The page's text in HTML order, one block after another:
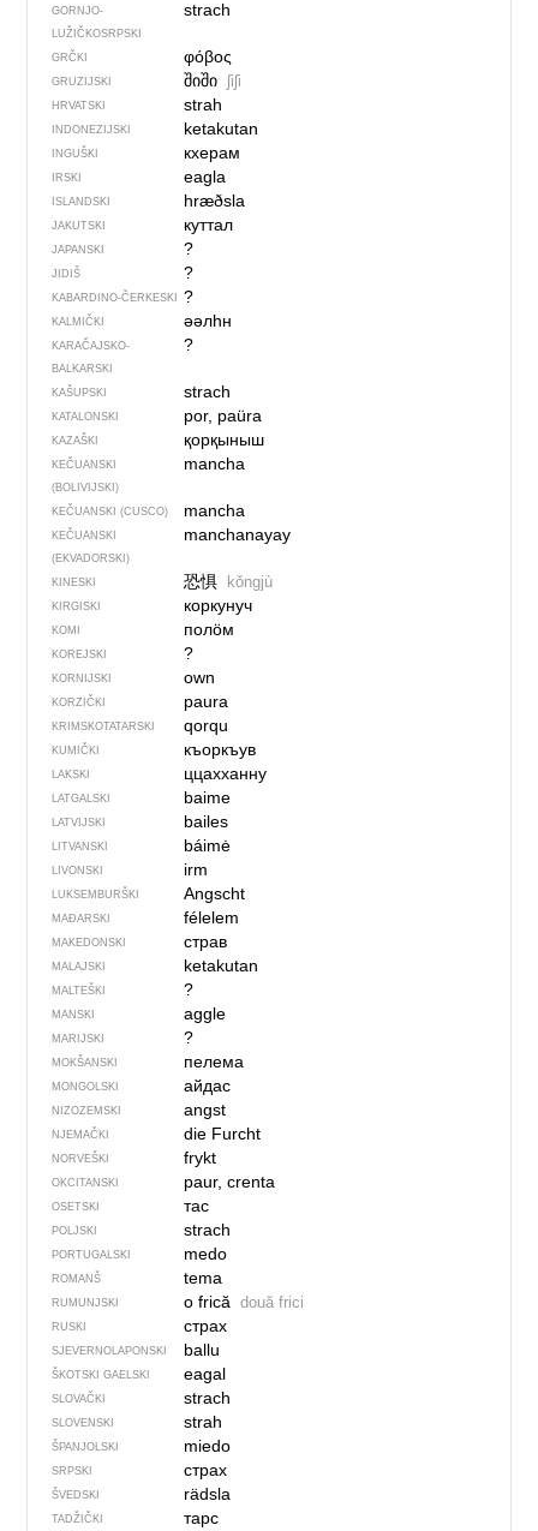
GORNJO­
LUŽIČKOSRPSKI
strach
GRČKI φόβος
GRUZIJSKI შიში ʃiʃi
HRVATSKI strah
INDONEZIJSKI ketakutan
INGUŠKI кхерам
IRSKI eagla
ISLANDSKI hræðsla
JAKUTSKI куттал
JAPANSKI ?
JIDIŠ ?
KABARDINO-ČERKESKI ?
KALMIČKI әәлһн
KARAČAJSKO-
BALKARSKI
?
KAŠUPSKI strach
KATALONSKI por, paüra
KAZAŠKI қорқыныш
KEČUANSKI
(BOLIVIJSKI)
mancha
KEČUANSKI (CUSCO) mancha
KEČUANSKI
(EKVADORSKI)
manchanayay
KINESKI 恐惧 kǒngjù
KIRGISKI коркунуч
KOMI полӧм
KOREJSKI ?
KORNIJSKI own
KORZIČKI paura
KRIMSKOTATARSKI qorqu
KUMIČKI къоркъув
LAKSKI ццахханну
LATGALSKI baime
LATVIJSKI bailes
LITVANSKI báimė
LIVONSKI irm
LUKSEMBURŠKI Angscht
MAĐARSKI félelem
MAKEDONSKI страв
MALAJSKI ketakutan
MALTEŠKI ?
MANSKI aggle
MARIJSKI ?
MOKŠANSKI пелема
MONGOLSKI айдас
NIZOZEMSKI angst
NJEMAČKI die Furcht
NORVEŠKI frykt
OKCITANSKI paur, crenta
OSETSKI тас
POLJSKI strach
PORTUGALSKI medo
ROMANŠ tema
RUMUNJSKI o frică două frici
RUSKI страх
SJEVER­NO­LA­PONSKI ballu
ŠKOTSKI GAELSKI eagal
SLOVAČKI strach
SLOVENSKI strah
ŠPANJOLSKI miedo
SRPSKI страх
ŠVEDSKI rädsla
TADŽIČKI тарс